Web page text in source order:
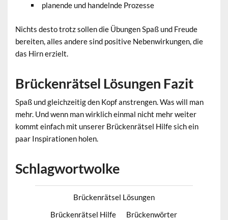
planende und handelnde Prozesse
Nichts desto trotz sollen die Übungen Spaß und Freude
bereiten, alles andere sind positive Nebenwirkungen, die
das Hirn erzielt.
Brückenrätsel Lösungen Fazit
Spaß und gleichzeitig den Kopf anstrengen. Was will man
mehr. Und wenn man wirklich einmal nicht mehr weiter
kommt einfach mit unserer Brückenrätsel Hilfe sich ein
paar Inspirationen holen.
Schlagwortwolke
Brückenrätsel Lösungen
Brückenrätsel Hilfe
Brückenwörter